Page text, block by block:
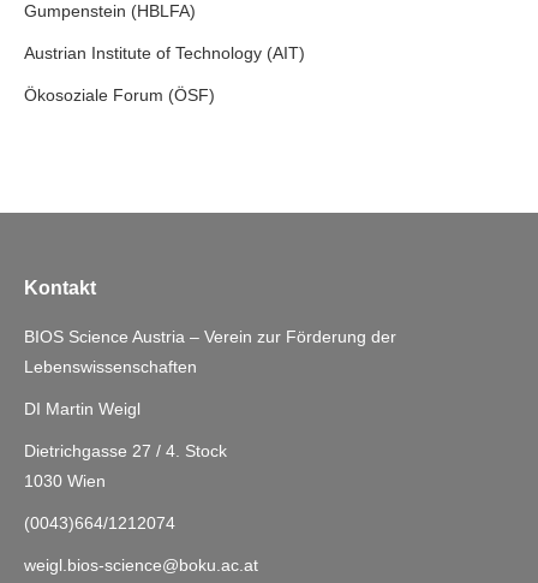
Gumpenstein (HBLFA)
Austrian Institute of Technology (AIT)
Ökosoziale Forum (ÖSF)
Kontakt
BIOS Science Austria – Verein zur Förderung der
Lebenswissenschaften
DI Martin Weigl
Dietrichgasse 27 / 4. Stock
1030 Wien
(0043)664/1212074
weigl.bios-science@boku.ac.at